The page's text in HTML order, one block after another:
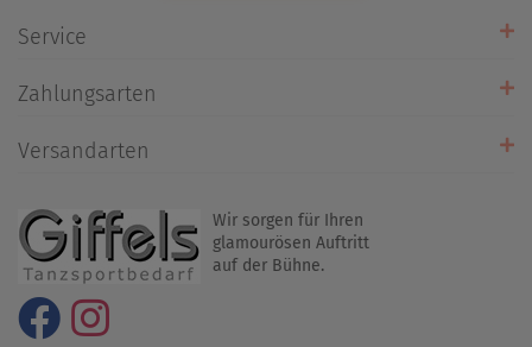
Service
Rückrufservice
Umtausch/Rücksendung
Zahlungsarten
Versandarten
Wir sorgen für Ihren
glamourösen Auftritt
auf der Bühne.